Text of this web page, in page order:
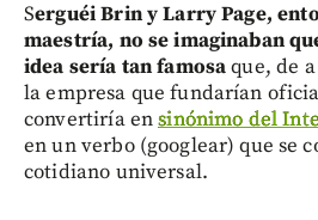
Serguéi Brin y Larry Page,
maestría, no se imaginaban
idea sería tan famosaque, de
la empresa que fundarían
convertiría ensinónimo del
en un verbo (googlear) que se
cotidiano universal.